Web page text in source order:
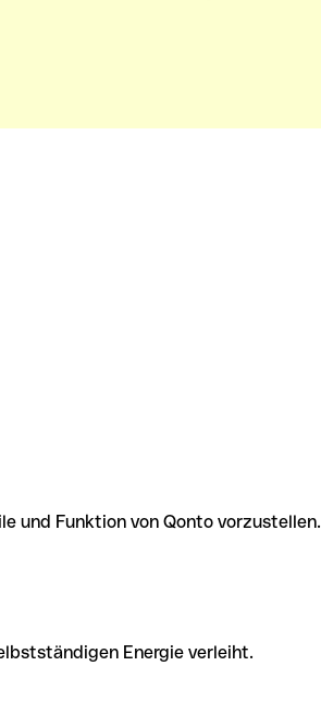
und Funktion von Qonto vorzustellen.
Energie verleiht.